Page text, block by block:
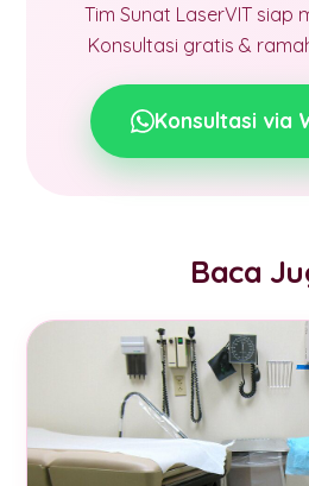
Tim Sunat LaserVIT siap
Konsultasi gratis &
Konsultasi via
Baca